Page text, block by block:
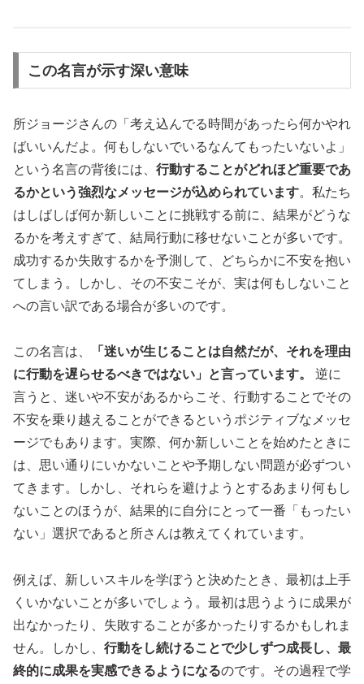
この名言が示す深い意味
所ジョージさんの「考え込んでる時間があったら何かやれ
ばいいんだよ。何もしないでいるなんてもったいないよ」
という名言の背後には、 行動することがどれほど重要であ
るかという強烈なメッセージが込められています。私たち
はしばしば何か新しいことに挑戦する前に、結果がどうな
るかを考えすぎて、結局行動に移せないことが多いです。
成功するか失敗するかを予測して、どちらかに不安を抱い
てしまう。しかし、その不安こそが、実は何もしないこと
への言い訳である場合が多いのです。
この名言は、
「迷いが生じることは自然だが、それを理由
に行動を遅らせるべきではない」と言っています。
逆に
言うと、迷いや不安があるからこそ、行動することでその
不安を乗り越えることができるというポジティブなメッセ
ージでもあります。実際、何か新しいことを始めたときに
は、思い通りにいかないことや予期しない問題が必ずつい
てきます。しかし、それらを避けようとするあまり何もし
ないことのほうが、結果的に自分にとって一番「もったい
ない」選択であると所さんは教えてくれています。
例えば、新しいスキルを学ぼうと決めたとき、最初は上手
くいかないことが多いでしょう。最初は思うように成果が
出なかったり、失敗することが多かったりするかもしれま
せん。しかし、 行動をし続けることで少しずつ成長し、最
終的に成果を実感できるようになるのです。その過程で学